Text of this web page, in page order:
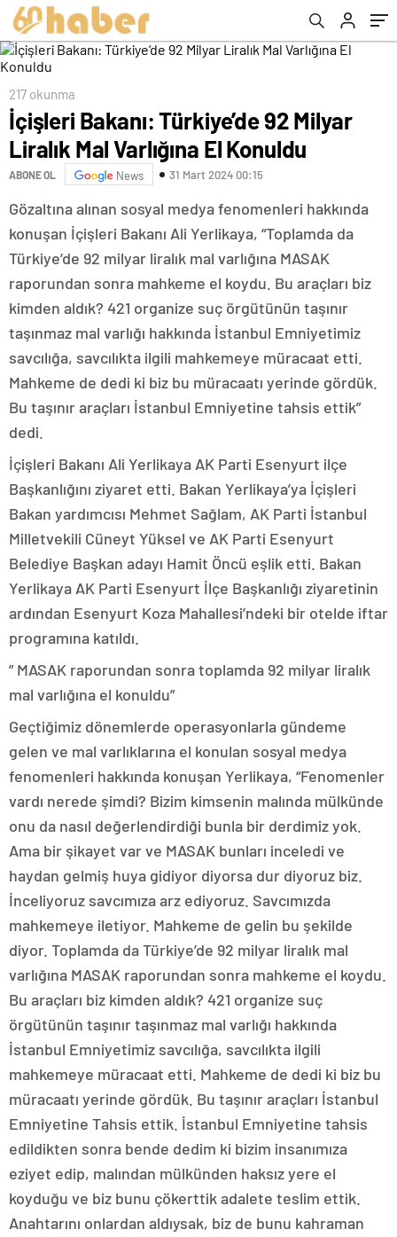
217 okunma
İçişleri Bakanı: Türkiye’de 92 Milyar
Liralık Mal Varlığına El Konuldu
ABONE OL News 31 Mart 2024 00:15
Gözaltına alınan sosyal medya fenomenleri hakkında
konuşan İçişleri Bakanı Ali Yerlikaya, “Toplamda da
Türkiye’de 92 milyar liralık mal varlığına MASAK
raporundan sonra mahkeme el koydu. Bu araçları biz
kimden aldık? 421 organize suç örgütünün taşınır
taşınmaz mal varlığı hakkında İstanbul Emniyetimiz
savcılığa, savcılıkta ilgili mahkemeye müracaat etti.
Mahkeme de dedi ki biz bu müracaatı yerinde gördük.
Bu taşınır araçları İstanbul Emniyetine tahsis ettik”
dedi.
İçişleri Bakanı Ali Yerlikaya AK Parti Esenyurt ilçe
Başkanlığını ziyaret etti. Bakan Yerlikaya’ya İçişleri
Bakan yardımcısı Mehmet Sağlam, AK Parti İstanbul
Milletvekili Cüneyt Yüksel ve AK Parti Esenyurt
Belediye Başkan adayı Hamit Öncü eşlik etti. Bakan
Yerlikaya AK Parti Esenyurt İlçe Başkanlığı ziyaretinin
ardından Esenyurt Koza Mahallesi’ndeki bir otelde iftar
programına katıldı.
” MASAK raporundan sonra toplamda 92 milyar liralık
mal varlığına el konuldu”
Geçtiğimiz dönemlerde operasyonlarla gündeme
gelen ve mal varlıklarına el konulan sosyal medya
fenomenleri hakkında konuşan Yerlikaya, “Fenomenler
vardı nerede şimdi? Bizim kimsenin malında mülkünde
onu da nasıl değerlendirdiği bunla bir derdimiz yok.
Ama bir şikayet var ve MASAK bunları inceledi ve
haydan gelmiş huya gidiyor diyorsa dur diyoruz biz.
İnceliyoruz savcımıza arz ediyoruz. Savcımızda
mahkemeye iletiyor. Mahkeme de gelin bu şekilde
diyor. Toplamda da Türkiye’de 92 milyar liralık mal
varlığına MASAK raporundan sonra mahkeme el koydu.
Bu araçları biz kimden aldık? 421 organize suç
örgütünün taşınır taşınmaz mal varlığı hakkında
İstanbul Emniyetimiz savcılığa, savcılıkta ilgili
mahkemeye müracaat etti. Mahkeme de dedi ki biz bu
müracaatı yerinde gördük. Bu taşınır araçları İstanbul
Emniyetine Tahsis ettik. İstanbul Emniyetine tahsis
edildikten sonra bende dedim ki bizim insanımıza
eziyet edip, malından mülkünden haksız yere el
koyduğu ve biz bunu çökerttik adalete teslim ettik.
Anahtarını onlardan aldıysak, biz de bunu kahraman